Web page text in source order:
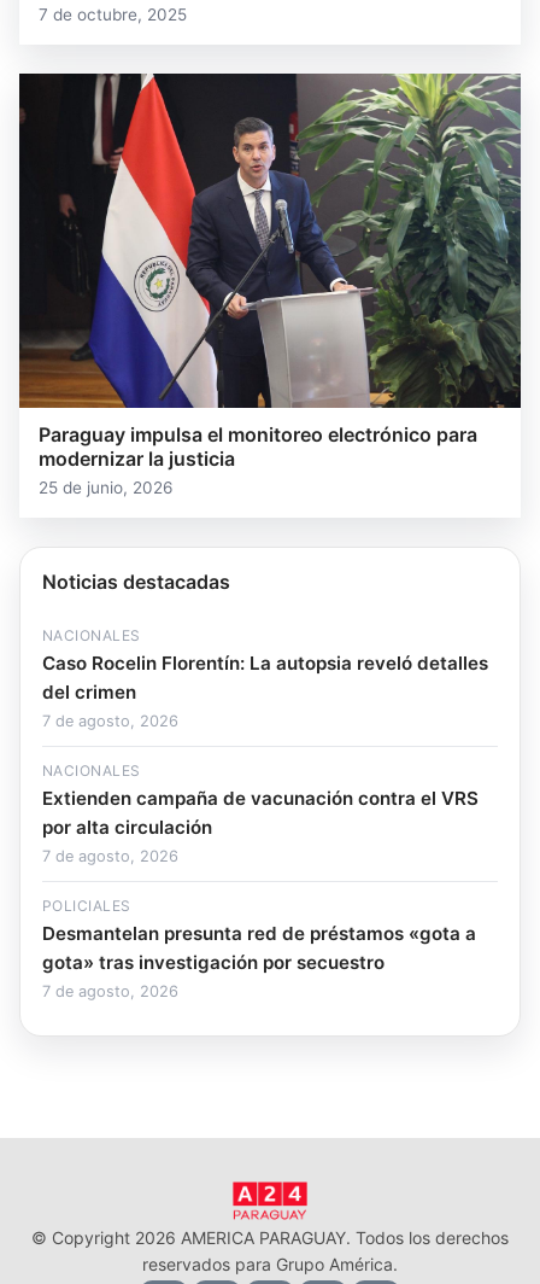
7 de octubre, 2025
Paraguay impulsa el monitoreo electrónico para
modernizar la justicia
25 de junio, 2026
Noticias destacadas
NACIONALES
Caso Rocelin Florentín: La autopsia reveló detalles
del crimen
7 de agosto, 2026
NACIONALES
Extienden campaña de vacunación contra el VRS
por alta circulación
7 de agosto, 2026
POLICIALES
Desmantelan presunta red de préstamos «gota a
gota» tras investigación por secuestro
7 de agosto, 2026
© Copyright 2026 AMERICA PARAGUAY. Todos los derechos
reservados para Grupo América.